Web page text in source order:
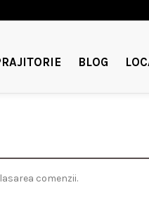
BLOG
comenzii.